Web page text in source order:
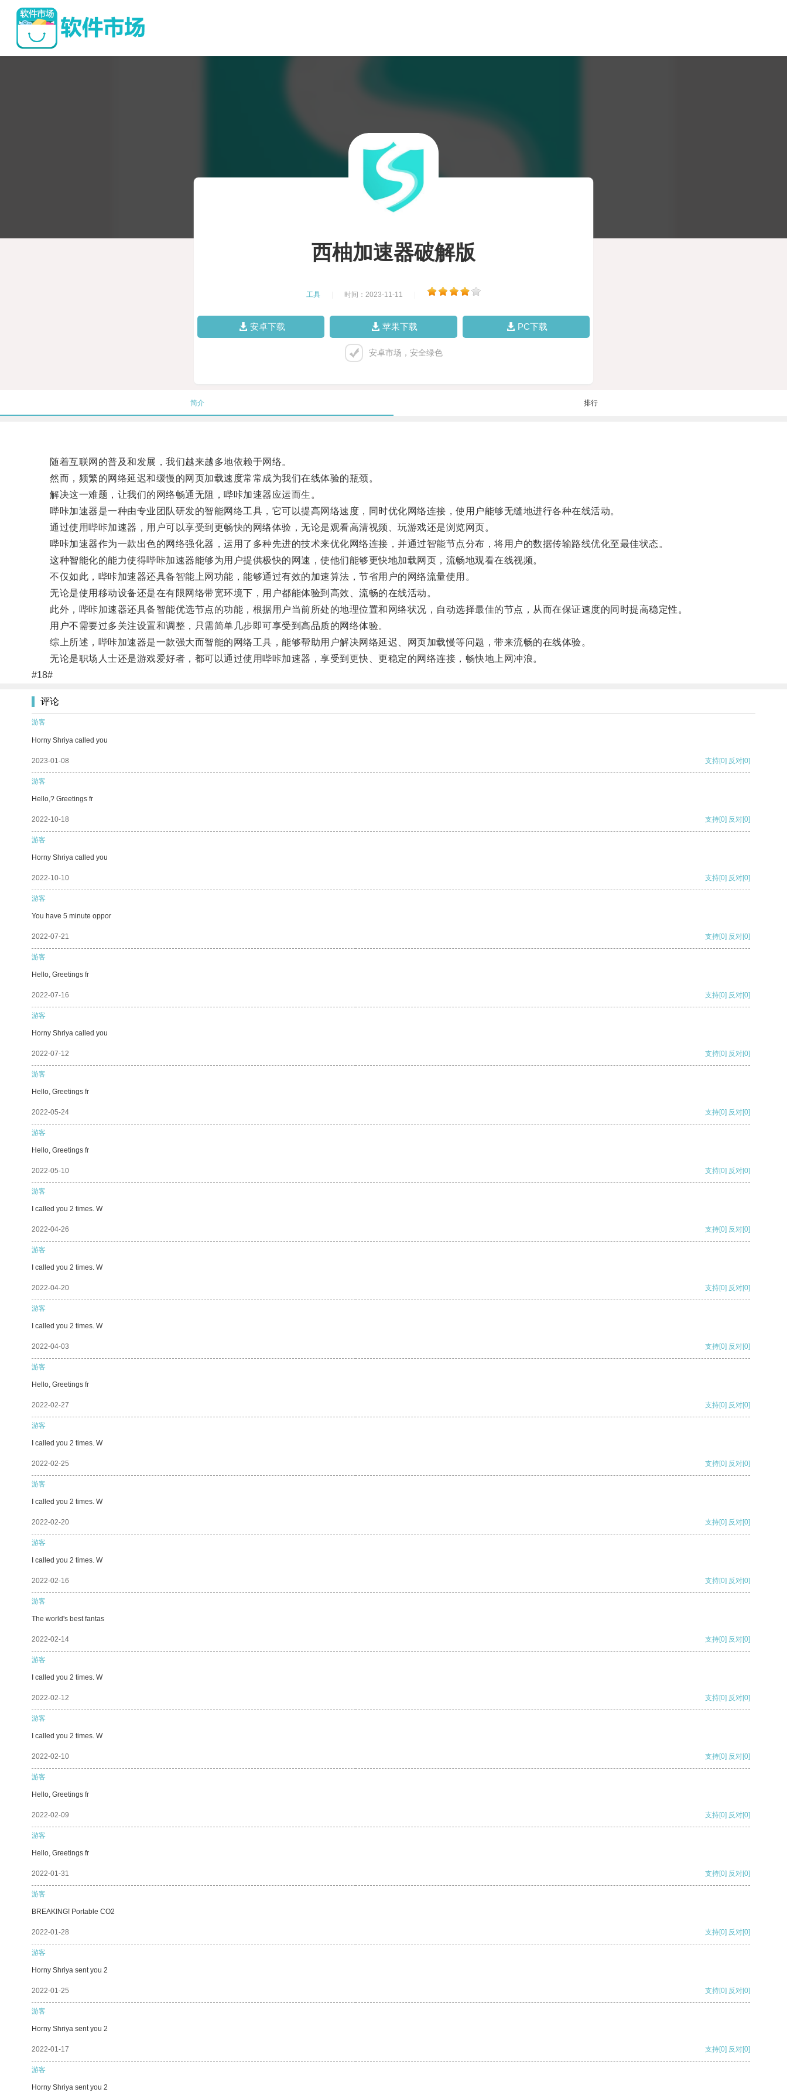
西柚加速器破解版
工具 时间：2023-11-11
安卓下载 苹果下载 PC下载
安卓市场，安全绿色
简介 排行
随着互联网的普及和发展，我们越来越多地依赖于网络。
然而，频繁的网络延迟和缓慢的网页加载速度常常成为我们在线体验的瓶颈。
解决这一难题，让我们的网络畅通无阻，哔咔加速器应运而生。
哔咔加速器是一种由专业团队研发的智能网络工具，它可以提高网络速度，同时优化网络连接，使用户能够无缝地进行各种在线活动。
通过使用哔咔加速器，用户可以享受到更畅快的网络体验，无论是观看高清视频、玩游戏还是浏览网页。
哔咔加速器作为一款出色的网络强化器，运用了多种先进的技术来优化网络连接，并通过智能节点分布，将用户的数据传输路线优化至最佳状态。
这种智能化的能力使得哔咔加速器能够为用户提供极快的网速，使他们能够更快地加载网页，流畅地观看在线视频。
不仅如此，哔咔加速器还具备智能上网功能，能够通过有效的加速算法，节省用户的网络流量使用。
无论是使用移动设备还是在有限网络带宽环境下，用户都能体验到高效、流畅的在线活动。
此外，哔咔加速器还具备智能优选节点的功能，根据用户当前所处的地理位置和网络状况，自动选择最佳的节点，从而在保证速度的同时提高稳定性。
用户不需要过多关注设置和调整，只需简单几步即可享受到高品质的网络体验。
综上所述，哔咔加速器是一款强大而智能的网络工具，能够帮助用户解决网络延迟、网页加载慢等问题，带来流畅的在线体验。
无论是职场人士还是游戏爱好者，都可以通过使用哔咔加速器，享受到更快、更稳定的网络连接，畅快地上网冲浪。
#18#
评论
游客
Horny Shriya called you
2023-01-08 支持[0] 反对[0]
游客
Hello,? Greetings fr
2022-10-18 支持[0] 反对[0]
游客
Horny Shriya called you
2022-10-10 支持[0] 反对[0]
游客
You have 5 minute oppor
2022-07-21 支持[0] 反对[0]
游客
Hello, Greetings fr
2022-07-16 支持[0] 反对[0]
游客
Horny Shriya called you
2022-07-12 支持[0] 反对[0]
游客
Hello, Greetings fr
2022-05-24 支持[0] 反对[0]
游客
Hello, Greetings fr
2022-05-10 支持[0] 反对[0]
游客
I called you 2 times. W
2022-04-26 支持[0] 反对[0]
游客
I called you 2 times. W
2022-04-20 支持[0] 反对[0]
游客
I called you 2 times. W
2022-04-03 支持[0] 反对[0]
游客
Hello, Greetings fr
2022-02-27 支持[0] 反对[0]
游客
I called you 2 times. W
2022-02-25 支持[0] 反对[0]
游客
I called you 2 times. W
2022-02-20 支持[0] 反对[0]
游客
I called you 2 times. W
2022-02-16 支持[0] 反对[0]
游客
The world's best fantas
2022-02-14 支持[0] 反对[0]
游客
I called you 2 times. W
2022-02-12 支持[0] 反对[0]
游客
I called you 2 times. W
2022-02-10 支持[0] 反对[0]
游客
Hello, Greetings fr
2022-02-09 支持[0] 反对[0]
游客
Hello, Greetings fr
2022-01-31 支持[0] 反对[0]
游客
BREAKING! Portable CO2
2022-01-28 支持[0] 反对[0]
游客
Horny Shriya sent you 2
2022-01-25 支持[0] 反对[0]
游客
Horny Shriya sent you 2
2022-01-17 支持[0] 反对[0]
游客
Horny Shriya sent you 2